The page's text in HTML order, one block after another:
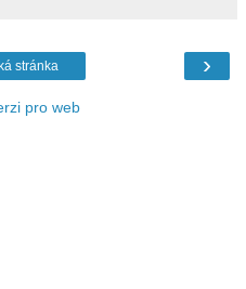
›
stránka
pro web